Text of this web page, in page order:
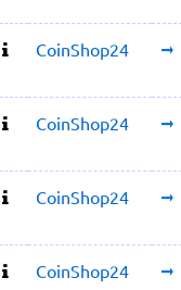
CoinShop24
CoinShop24
CoinShop24
CoinShop24